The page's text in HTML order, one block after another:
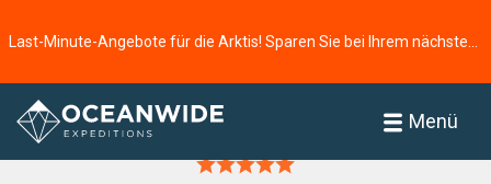
Menü
Startseite